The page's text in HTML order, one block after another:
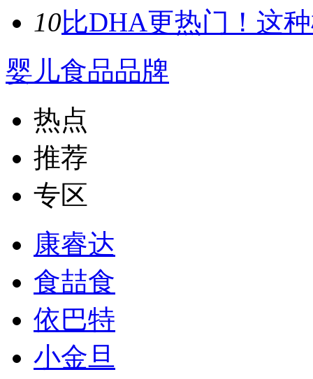
10比DHA更热门！这
婴儿食品品牌
热点
推荐
专区
康睿达
食喆食
依巴特
小金旦